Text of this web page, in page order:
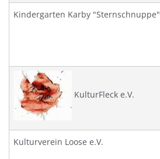
Kindergarten Karby "Sternschnuppe"
KulturFleck e.V.
Kulturverein Loose e.V.